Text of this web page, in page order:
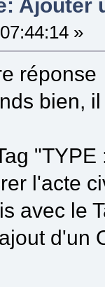
»
réponse
bien,
l'acte
avec le
d'un